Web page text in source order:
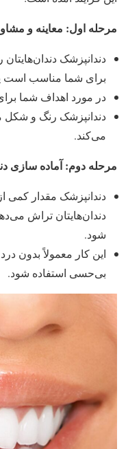
مرحله اول: معاینه و
دندانپزشک دندان‌هایتان
برای شما مناسب است
در مورد اهداف شما
دندانپزشک رنگ و شکل
می‌کند.
مرحله دوم: آماده سازی
دندانپزشک مقدار کمی
دندان‌هایتان تراش
شود.
این کار معمولاً بدون
بی‌حسی استفاده شود.